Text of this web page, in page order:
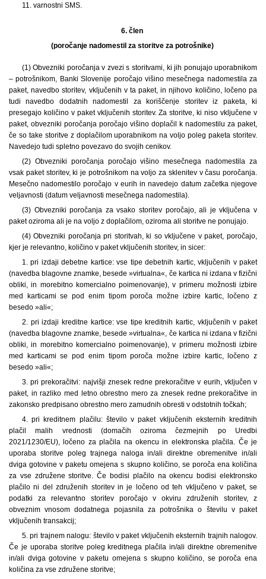
11. varnostni SMS.
6. člen
(poročanje nadomestil za storitve za potrošnike)
(1) Obvezniki poročanja v zvezi s storitvami, ki jih ponujajo uporabnikom
– potrošnikom, Banki Slovenije poročajo višino mesečnega nadomestila za
paket, navedbo storitev, vključenih v ta paket, in njihovo količino, ločeno pa
tudi navedbo dodatnih nadomestil za koriščenje storitev iz paketa, ki
presegajo količino v paket vključenih storitev. Za storitve, ki niso vključene v
paket, obvezniki poročanja poročajo višino doplačil k nadomestilu za paket,
če so take storitve z doplačilom uporabnikom na voljo poleg paketa storitev.
Navedejo tudi spletno povezavo do svojih cenikov.
(2) Obvezniki poročanja poročajo višino mesečnega nadomestila za
vsak paket storitev, ki je potrošnikom na voljo za sklenitev v času poročanja.
Mesečno nadomestilo poročajo v eurih in navedejo datum začetka njegove
veljavnosti (datum veljavnosti mesečnega nadomestila).
(3) Obvezniki poročanja za vsako storitev poročajo, ali je vključena v
paket oziroma ali je na voljo z doplačilom, oziroma ali storitve ne ponujajo.
(4) Obvezniki poročanja pri storitvah, ki so vključene v paket, poročajo,
kjer je relevantno, količino v paket vključenih storitev, in sicer:
1. pri izdaji debetne kartice: vse tipe debetnih kartic, vključenih v paket
(navedba blagovne znamke, besede »virtualna«, če kartica ni izdana v fizični
obliki, in morebitno komercialno poimenovanje), v primeru možnosti izbire
med karticami se pod enim tipom poroča možne izbire kartic, ločeno z
besedo »ali«;
2. pri izdaji kreditne kartice: vse tipe kreditnih kartic, vključenih v paket
(navedba blagovne znamke, besede »virtualna«, če kartica ni izdana v fizični
obliki, in morebitno komercialno poimenovanje), v primeru možnosti izbire
med karticami se pod enim tipom poroča možne izbire kartic, ločeno z
besedo »ali«;
3. pri prekoračitvi: najvišji znesek redne prekoračitve v eurih, vključen v
paket, in razliko med letno obrestno mero za znesek redne prekoračitve in
zakonsko predpisano obrestno mero zamudnih obresti v odstotnih točkah;
4. pri kreditnem plačilu: število v paket vključenih eksternih kreditnih
plačil malih vrednosti (domačih oziroma čezmejnih po Uredbi
2021/1230/EU), ločeno za plačila na okencu in elektronska plačila. Če je
uporaba storitve poleg trajnega naloga in/ali direktne obremenitve in/ali
dviga gotovine v paketu omejena s skupno količino, se poroča ena količina
za vse združene storitve. Če bodisi plačilo na okencu bodisi elektronsko
plačilo ni del združenih storitev in je ločeno od teh vključeno v paket, se
podatki za relevantno storitev poročajo v okviru združenih storitev, z
obveznim vnosom dodatnega pojasnila za potrošnika o številu v paket
vključenih transakcij;
5. pri trajnem nalogu: število v paket vključenih eksternih trajnih nalogov.
Če je uporaba storitve poleg kreditnega plačila in/ali direktne obremenitve
in/ali dviga gotovine v paketu omejena s skupno količino, se poroča ena
količina za vse združene storitve;